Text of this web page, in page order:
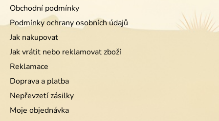
Obchodní podmínky
Podmínky ochrany osobních údajů
Jak nakupovat
Jak vrátit nebo reklamovat zboží
Reklamace
Doprava a platba
Nepřevzetí zásilky
Moje objednávka